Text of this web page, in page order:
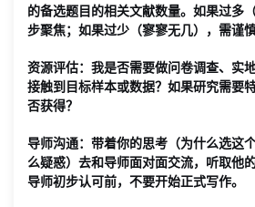
的备选题目的相关文献数量。如果过多
步聚焦；如果过少（寥寥无几），需谨
资源评估：我是否需要做问卷调查、实
接触到目标样本或数据？如果研究需要
否获得？
导师沟通：带着你的思考（为什么选这
么疑惑）去和导师面对面交流，听取他
导师初步认可前，不要开始正式写作。